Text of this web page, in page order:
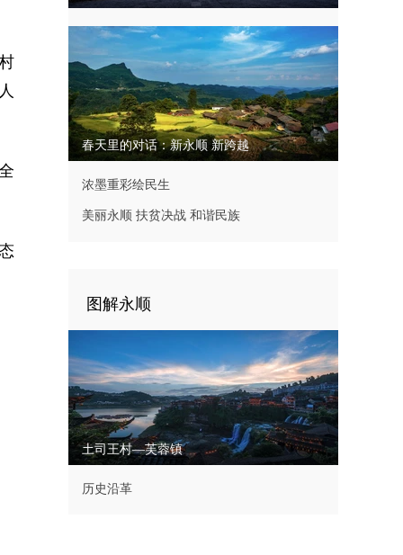
春天里的对话：新永顺 新跨越
浓墨重彩绘民生
美丽永顺 扶贫决战 和谐民族
图解永顺
土司王村—芙蓉镇
历史沿革